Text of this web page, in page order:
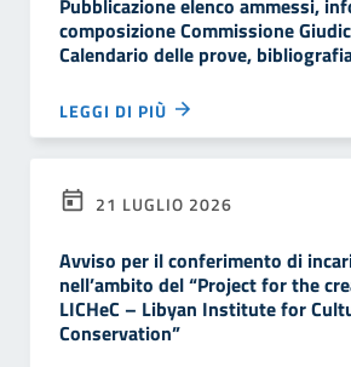
Pubblicazione elenco ammessi,
composizione Commissione
Calendario delle prove,
LEGGI DI PIÙ
21 LUGLIO 2026
Avviso per il conferimento di
nell’ambito del “Project for the
LICHeC – Libyan Institute for
Conservation”